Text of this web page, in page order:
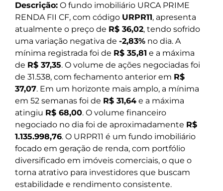
Descrição: O fundo imobiliário URCA PRIME
RENDA FII CF, com código URPR11, apresenta
atualmente o preço de R$ 36,02, tendo sofrido
uma variação negativa de -2,83% no dia. A
mínima registrada foi de R$ 35,81 e a máxima
de R$ 37,35. O volume de ações negociadas foi
de 31.538, com fechamento anterior em R$
37,07. Em um horizonte mais amplo, a mínima
em 52 semanas foi de R$ 31,64 e a máxima
atingiu R$ 68,00. O volume financeiro
negociado no dia foi de aproximadamente R$
1.135.998,76. O URPR11 é um fundo imobiliário
focado em geração de renda, com portfólio
diversificado em imóveis comerciais, o que o
torna atrativo para investidores que buscam
estabilidade e rendimento consistente.